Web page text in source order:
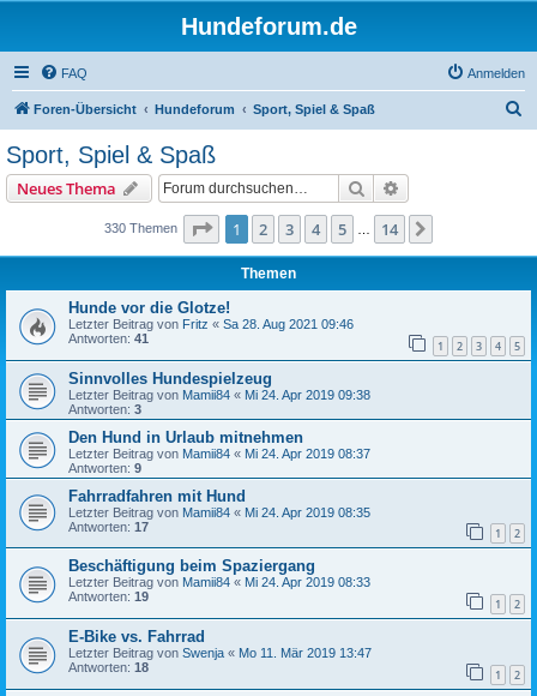
Hundeforum.de
FAQ Anmelden
Foren-Übersicht Hundeforum Sport, Spiel & Spaß
Sport, Spiel & Spaß
Neues Thema Suche
330 Themen Seite 1von 14
1 2 3 4 5 14
Themen
Hunde vor die Glotze!
Letzter Beitrag von Fritz « Sa 28. Aug 2021 09:46
Antworten: 41 1 2 3 4 5
Sinnvolles Hundespielzeug
Letzter Beitrag von Mamii84 « Mi 24. Apr 2019 09:38
Antworten: 3
Den Hund in Urlaub mitnehmen
Letzter Beitrag von Mamii84 « Mi 24. Apr 2019 08:37
Antworten: 9
Fahrradfahren mit Hund
Letzter Beitrag von Mamii84 « Mi 24. Apr 2019 08:35
Antworten: 17 1 2
Beschäftigung beim Spaziergang
Letzter Beitrag von Mamii84 « Mi 24. Apr 2019 08:33
Antworten: 19 1 2
E-Bike vs. Fahrrad
Letzter Beitrag von Swenja « Mo 11. Mär 2019 13:47
Antworten: 18 1 2